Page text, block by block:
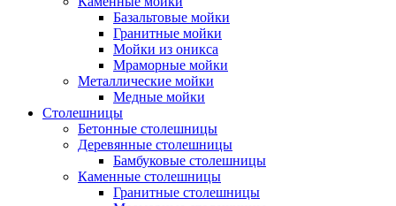
Базальтовые мойки
Гранитные мойки
Мойки из оникса
Мраморные мойки
Металлические мойки
Медные мойки
Столешницы
Бетонные столешницы
Деревянные столешницы
Бамбуковые столешницы
Каменные столешницы
Гранитные столешницы